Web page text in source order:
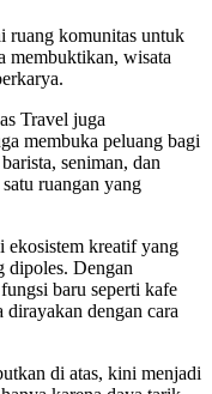
ruang komunitas untuk
membuktikan, wisata
Travel juga
membuka peluang bagi
seniman, dan
ruangan yang
ekosistem kreatif yang
dipoles. Dengan
baru seperti kafe
dengan cara
di atas, kini menjadi